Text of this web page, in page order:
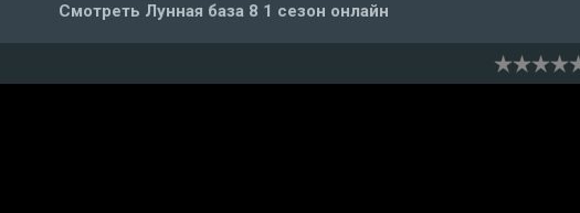
Смотреть Лунная база 8 1 сезон онлайн